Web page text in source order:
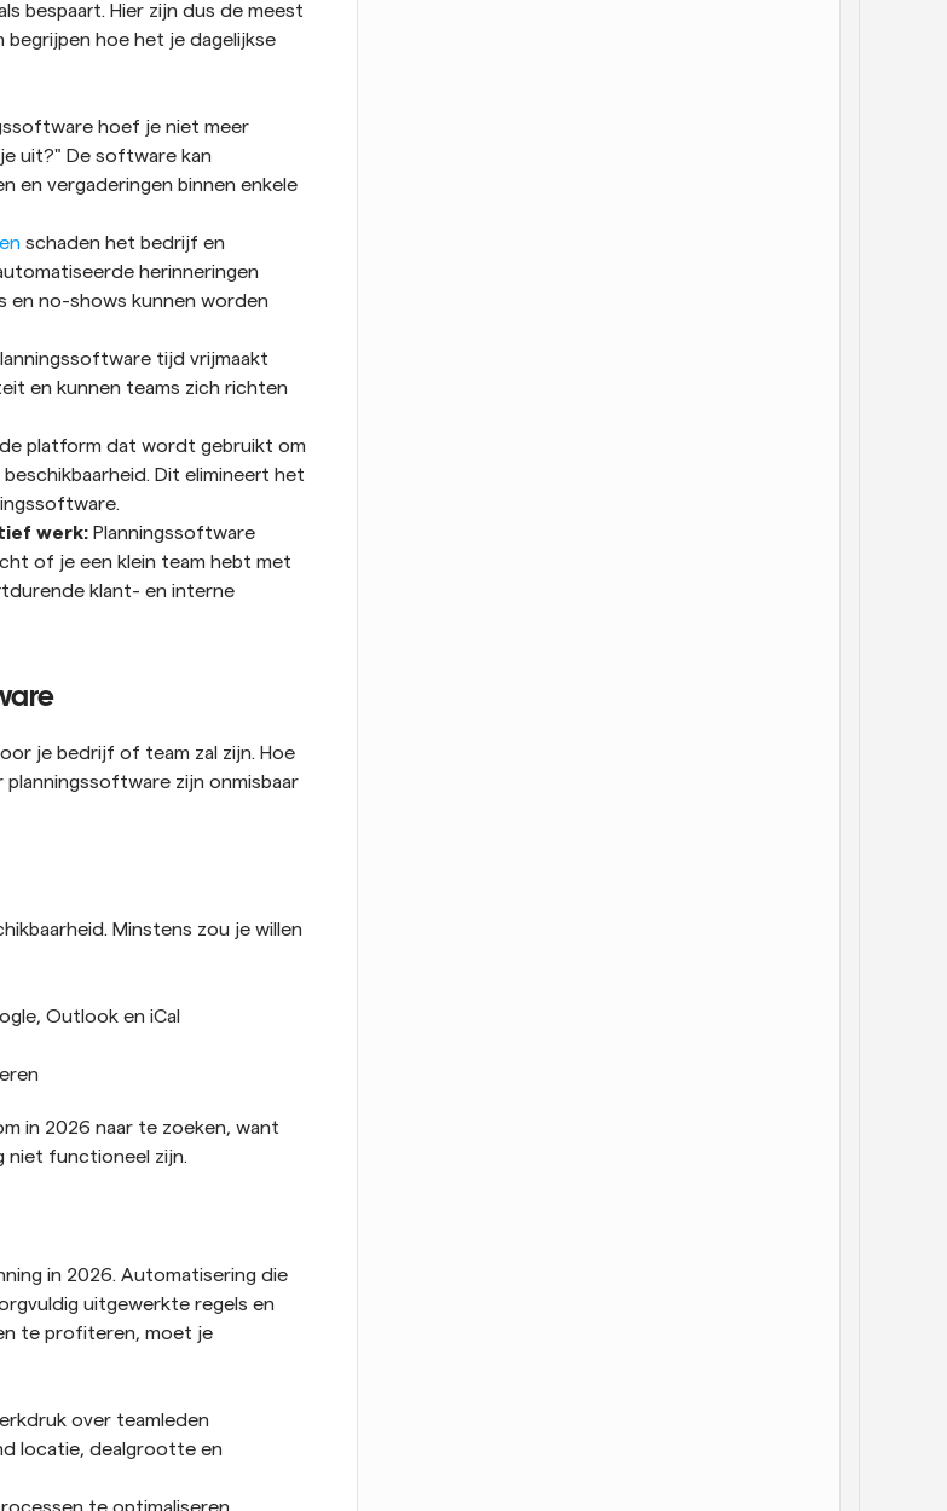
bespaart. Hier zijn dus de meest
hoe het je dagelijkse
hoef je niet meer
uit?" De software kan
en vergaderingen binnen enkele
schaden het bedrijf en
herinneringen
en no-shows kunnen worden
tijd vrijmaakt
en kunnen teams zich richten
platform dat wordt gebruikt om
Dit elimineert het
werk: Planningssoftware
of je een klein team hebt met
klant- en interne
je bedrijf of team zal zijn. Hoe
zijn onmisbaar
Minstens zou je willen
Outlook en iCal
in 2026 naar te zoeken, want
niet functioneel zijn.
in 2026. Automatisering die
uitgewerkte regels en
te profiteren, moet je
over teamleden
locatie, dealgrootte en